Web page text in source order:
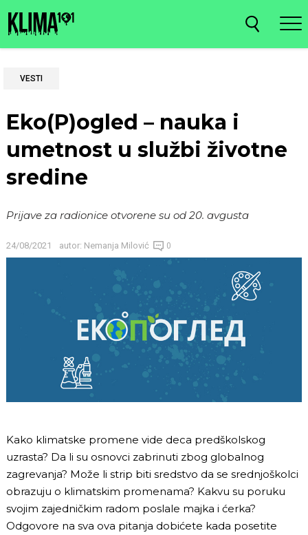
VESTI
Eko(P)ogled – nauka i
umetnost u službi životne
sredine
Prijave za radionice otvorene su od 20. avgusta
24/08/2021 autor: Nemanja Milović 0
Kako klimatske promene vide deca predškolskog
uzrasta? Da li su osnovci zabrinuti zbog globalnog
zagrevanja? Može li strip biti sredstvo da se srednjoškolci
obrazuju o klimatskim promenama? Kakvu su poruku
svojim zajedničkim radom poslale majka i ćerka?
Odgovore na sva ova pitanja dobićete kada posetite